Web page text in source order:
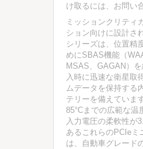
け取るには、お問い
ミッションクリティ
ション向けに設計さ
シリーズは、位置精
めにSBAS機能（
MSAS、GAGAN）
入時に迅速な衛星取
ムデータを保持する
テリーを備えていま
85°Cまでの広範な温
入力電圧の柔軟性が
あるこれらのPCIeミ
は、自動車グレード